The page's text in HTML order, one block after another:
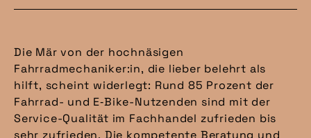
Die Mär von der hochnäsigen
Fahrradmechaniker:in, die lieber belehrt als
hilft, scheint widerlegt: Rund 85 Prozent der
Fahrrad- und E‑Bike-Nutzenden sind mit der
Service-Qualität im Fachhandel zufrieden bis
sehr zufrieden. Die kompetente Beratung und